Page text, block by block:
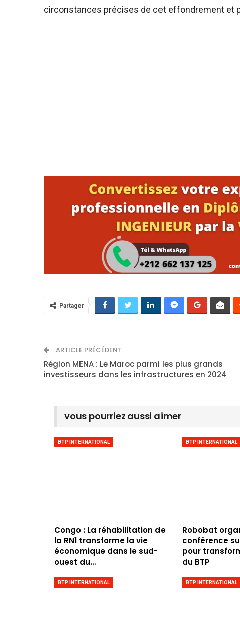
circonstances précises de cet effondrement et
Partager
ARTICLE PRÉCÉDENT
Région MENA : Le Maroc parmi les plus grands
investisseurs dans les infrastructures en 2024
vous pourriez aussi aimer
BTP INTERNATIONAL
Congo : La réhabilitation de
la RN1 transforme la vie
économique dans le sud-
ouest du…
BTP INTERNATIONAL
Robobat
conférence
pour
du BTP
BTP INTERNATIONAL BTP INTERNATIONAL